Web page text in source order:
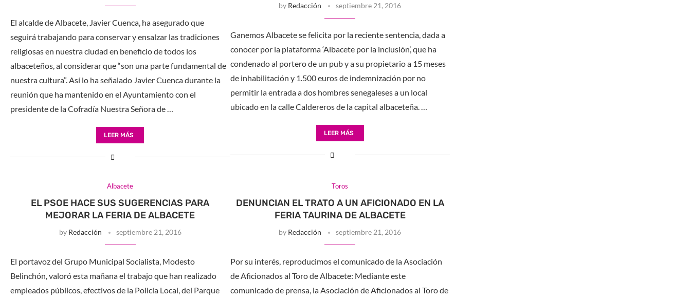
El alcalde de Albacete, Javier Cuenca, ha asegurado que
seguirá trabajando para conservar y ensalzar las tradiciones
religiosas en nuestra ciudad en beneficio de todos los
albaceteños, al considerar que “son una parte fundamental de
nuestra cultura”. Así lo ha señalado Javier Cuenca durante la
reunión que ha mantenido en el Ayuntamiento con el
presidente de la Cofradía Nuestra Señora de …
LEER MÁS
by Redacción septiembre 21, 2016
Ganemos Albacete se felicita por la reciente sentencia, dada a
conocer por la plataforma ‘Albacete por la inclusión’, que ha
condenado al portero de un pub y a su propietario a 15 meses
de inhabilitación y 1.500 euros de indemnización por no
permitir la entrada a dos hombres senegaleses a un local
ubicado en la calle Caldereros de la capital albaceteña. …
LEER MÁS
Albacete
EL PSOE HACE SUS SUGERENCIAS PARA
MEJORAR LA FERIA DE ALBACETE
by Redacción septiembre 21, 2016
El portavoz del Grupo Municipal Socialista, Modesto
Belinchón, valoró esta mañana el trabajo que han realizado
empleados públicos, efectivos de la Policía Local, del Parque
Toros
DENUNCIAN EL TRATO A UN AFICIONADO EN LA
FERIA TAURINA DE ALBACETE
by Redacción septiembre 21, 2016
Por su interés, reproducimos el comunicado de la Asociación
de Aficionados al Toro de Albacete: Mediante este
comunicado de prensa, la Asociación de Aficionados al Toro de